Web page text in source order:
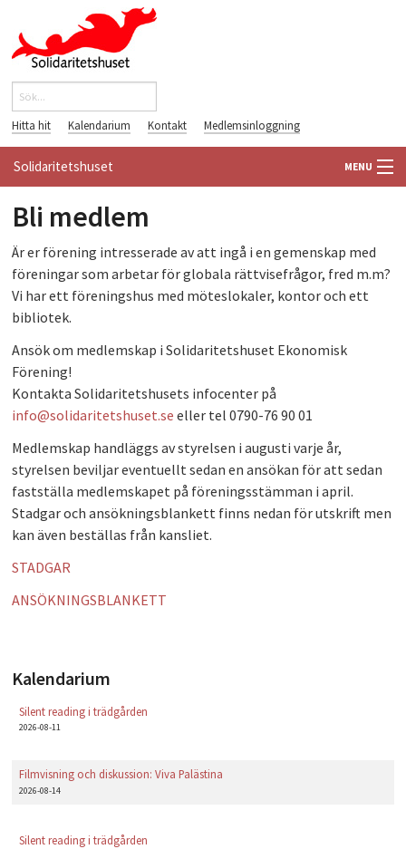
Hoppa till huvudinnehåll
Sökformulär
Hitta hit Kalendarium Kontakt Medlemsinloggning
Solidaritetshuset MENU
HEM
OM OSS
FÖRENINGAR
PÅ GÅNG
PLAY
Bli medlem
Är er förening intresserade av att ingå i en gemenskap med
föreningar som arbetar för globala rättvisefrågor, fred m.m?
Vi har ett föreningshus med möteslokaler, kontor och ett
bibliotek.
Ansök om medlemskap i Solidaritetshuset Ekonomisk
Förening!
Kontakta Solidaritetshusets infocenter på
info@solidaritetshuset.se eller tel 0790-76 90 01
Medlemskap handläggs av styrelsen i augusti varje år,
styrelsen beviljar eventuellt sedan en ansökan för att sedan
fastställa medlemskapet på föreningsstämman i april.
Stadgar och ansökningsblankett finns nedan för utskrift men
kan även beställas från kansliet.
STADGAR
ANSÖKNINGSBLANKETT
Kalendarium
Silent reading i trädgården
2026-08-11
Filmvisning och diskussion: Viva Palästina
2026-08-14
Silent reading i trädgården